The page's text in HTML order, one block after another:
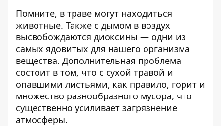
Помните, в траве могут находиться
животные. Также с дымом в воздух
высвобождаются диоксины — одни из
самых ядовитых для нашего организма
вещества. Дополнительная проблема
состоит в том, что с сухой травой и
опавшими листьями, как правило, горит и
множество разнообразного мусора, что
существенно усиливает загрязнение
атмосферы.